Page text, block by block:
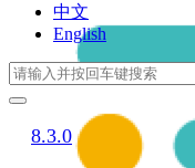
中文
English
8.3.0